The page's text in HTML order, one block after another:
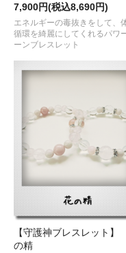
7,900円(税込8,690円)
エネルギーの毒抜きをして、
循環を綺麗にしてくれるパワ
ーンブレスレット
【守護神ブレスレット
の精